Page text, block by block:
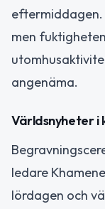
eftermiddagen.
men
angenäma.
Världsnyheter i
ledare
lördagen och